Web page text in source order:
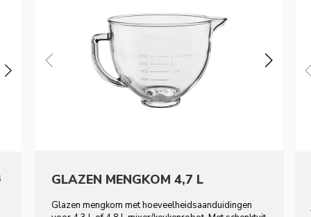
GLAZEN MENGKOM 4,7 L
Glazen mengkom met hoeveelheidsaanduidingen